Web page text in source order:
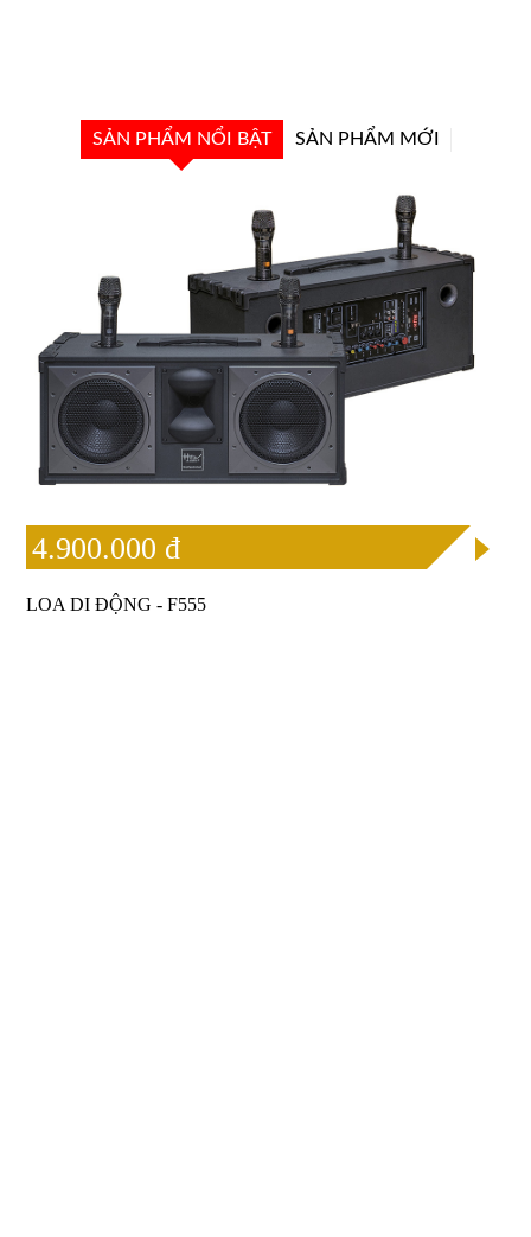
SẢN PHẨM NỔI BẬT SẢN PHẨM MỚI
4.900.000 đ
LOA DI ĐỘNG - F555